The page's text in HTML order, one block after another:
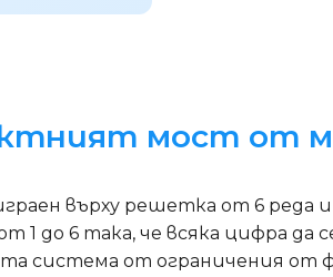
мост от
върху решетка от 6 реда
до 6 така, че всяка цифра да
система от ограничения от